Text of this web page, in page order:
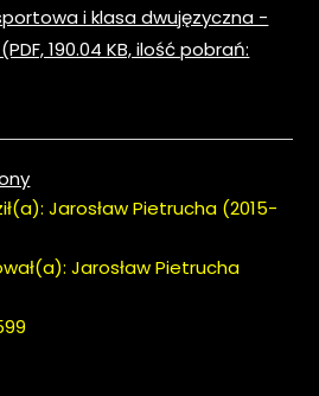
i klasa dwujęzyczna -
190.04 KB, ilość pobrań:
Jarosław Pietrucha (2015-
Jarosław Pietrucha